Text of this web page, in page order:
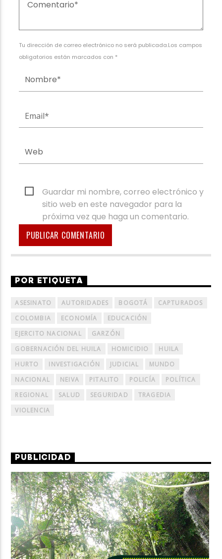
Tu dirección de correo electrónico no será publicada.Los campos
obligatorios están marcados con *
Guardar mi nombre, correo electrónico y
sitio web en este navegador para la
próxima vez que haga un comentario.
POR ETIQUETA
ASESINATO AUTORIDADES BOGOTÁ
CAPTURADOS
COLOMBIA
ECONOMÍA
EDUCACIÓN
EJERCITO NACIONAL
GARZÓN
GOBERNACIÓN DEL HUILA
HOMICIDIO
HUILA
HURTO
INVESTIGACIÓN JUDICIAL
MUNDO
NACIONAL
NEIVA PITALITO POLICÍA
POLÍTICA
REGIONAL
SALUD SEGURIDAD
TRAGEDIA
VIOLENCIA
PUBLICIDAD